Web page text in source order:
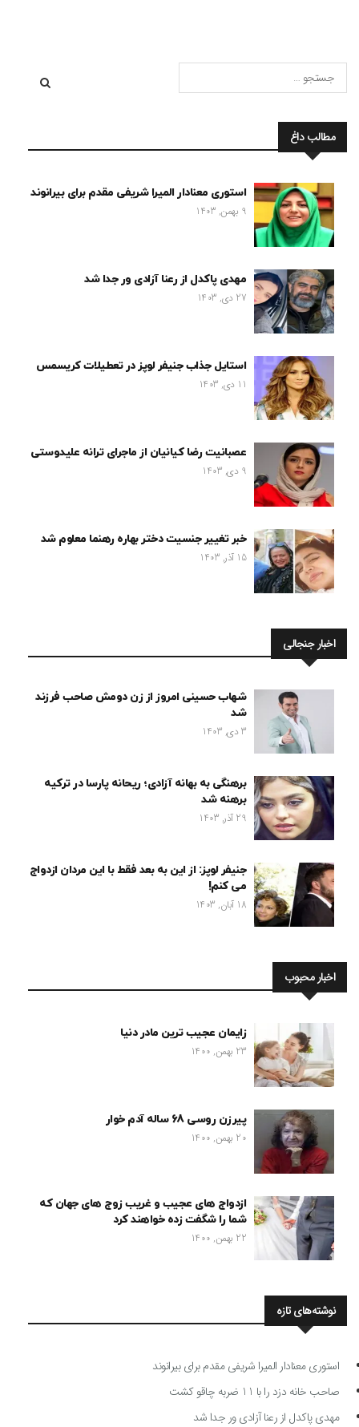
مطالب داغ
استوری معنادار المیرا شریفی مقدم برای بیرانوند
9 بهمن, 1403
مهدی پاکدل از رعنا آزادی ور جدا شد
27 دی, 1403
استایل جذاب جنیفر لوپز در تعطیلات کریسمس
11 دی, 1403
عصبانیت رضا کیانیان از ماجرای ترانه علیدوستی
9 دی, 1403
خبر تغییر جنسیت دختر بهاره رهنما معلوم شد
15 آذر, 1403
اخبار جنجالی
شهاب حسینی امروز از زن دومش صاحب فرزند
شد
3 دی, 1403
برهنگی به بهانه آزادی؛ ریحانه پارسا در ترکیه
برهنه شد
29 آذر, 1403
جنیفر لوپز: از این به بعد فقط با این مردان ازدواج
می کنم!
18 آبان, 1403
اخبار محبوب
زایمان عجیب ترین مادر دنیا
23 بهمن, 1400
پیرزن روسی 68 ساله آدم خوار
20 بهمن, 1400
ازدواج های عجیب و غریب زوج های جهان که
شما را شگفت زده خواهند کرد
22 بهمن, 1400
نوشته‌های تازه
استوری معنادار المیرا شریفی مقدم برای بیرانوند
صاحب خانه دزد را با 11 ضربه چاقو کشت
مهدی پاکدل از رعنا آزادی ور جدا شد